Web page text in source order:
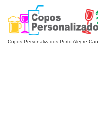
para
conteúdo
Copos Personalizados Porto Alegre